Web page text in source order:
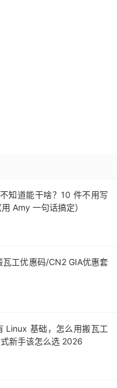
知道能干啥？10 件不用写
Amy 一句话搞定）
工优惠码/CN2 GIA优惠套
Linux 基础，怎么用搬瓦工
新手该怎么选 2026